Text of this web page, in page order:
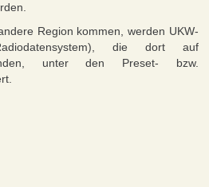
Region kommen, werden UKW-
die dort auf
unter den Preset- bzw.